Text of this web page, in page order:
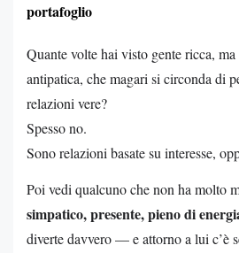
portafoglio
Quante volte hai visto gente ricca, ma
antipatica, che magari si circonda di
relazioni vere?
Spesso no.
Sono relazioni basate su interesse,
Poi vedi qualcuno che non ha molto
simpatico, presente, pieno di
diverte davvero — e attorno a lui c’è